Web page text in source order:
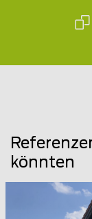
könnten